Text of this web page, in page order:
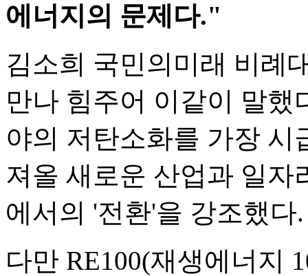
에너지의 문제다."
김소희 국민의미래 비례
만나 힘주어 이같이 말했
야의 저탄소화를 가장 시
져올 새로운 산업과 일자
에서의 '전환'을 강조했다.
다만 RE100(재생에너지